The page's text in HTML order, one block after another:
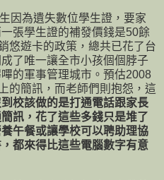
因為遺失數位學生證，要家
張學生證的補發價錢是50餘
悠遊卡的政策，總共已花了台
了唯一讓全市小孩個個脖子
的軍事管理城市。預估2008
的簡訊，而老師們則抱怨，這
校該做的是打通電話跟家長
訊，花了這些多錢只是堆了
午餐或讓學校可以聘助理協
都來得比這些電腦數字有意